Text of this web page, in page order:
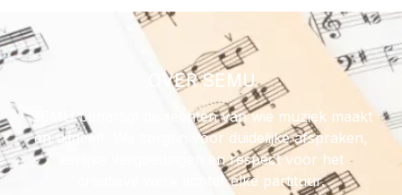
OVER SEMU
SEMU behartigt de rechten van wie muziek maakt
en uitgeeft. We zorgen voor duidelijke afspraken,
eerlijke vergoedingen en respect voor het
creatieve werk achter elke partituur.